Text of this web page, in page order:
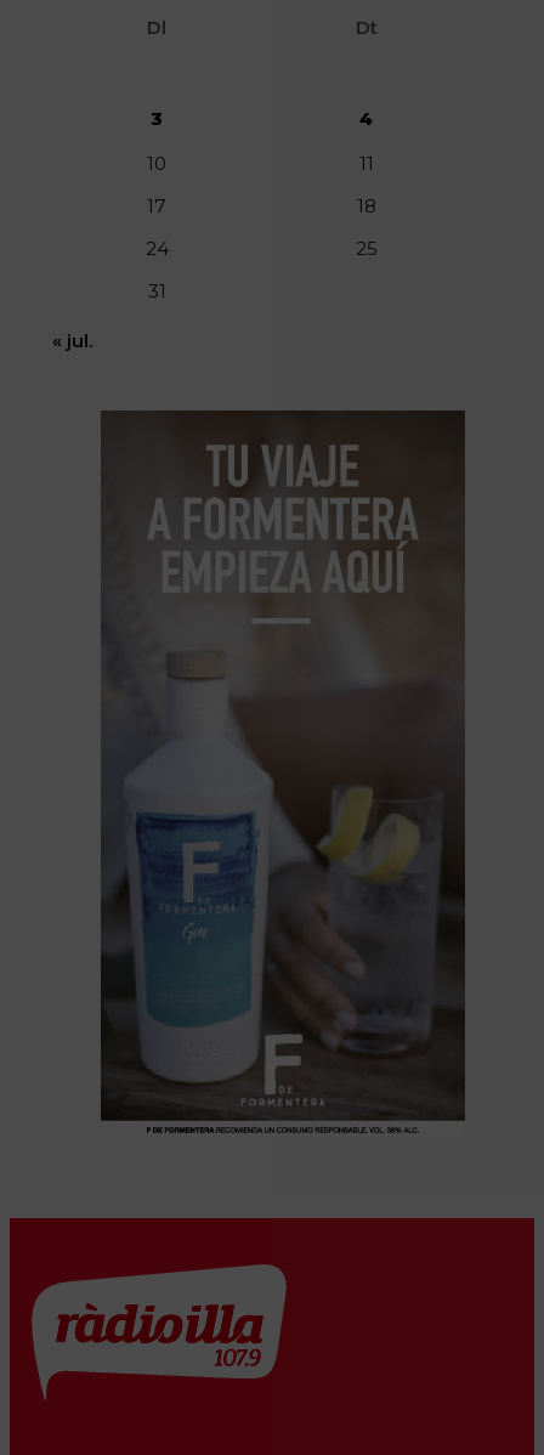
Dl Dt
3
4
10
11
17
18
24
25
31
« jul.